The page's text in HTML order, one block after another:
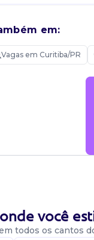
em:
Vagas em Curitiba/PR
você
todos os cantos